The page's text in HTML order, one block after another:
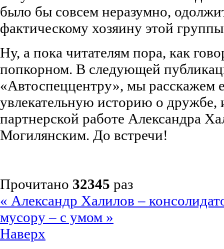
было бы совсем неразумно,
фактическому хозяину этой
Ну, а пока читателям пора, как
попкорном. В следующей
«Автоспеццентру», мы расскажем
увлекательную историю о дружбе,
партнерской работе Александра
Могилянским. До встречи!
Прочитано 32345 раз
« Александр Халилов –
мусору – с умом »
Наверх